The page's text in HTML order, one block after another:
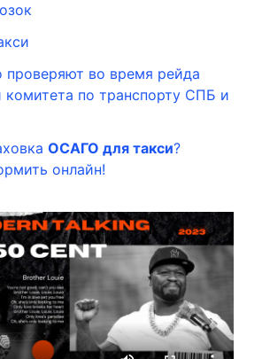
проверяют во время рейда
комитета по транспорту СПБ и
ОСАГО для такси?
онлайн!